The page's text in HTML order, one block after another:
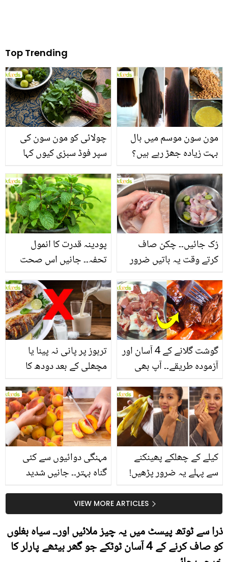
Top Trending
چولائی کو مون سون کی
سپر فوڈ سبزی کیوں کہا
منرلز اور اینٹی آکسیڈنٹس
سے بھرپور اس سبزی کے
فائدے
مون سون موسم میں بال
بہت زیادہ جھڑ رہے ہیں؟
بنانے کے چند قدرتی طریقے
پودینہ قدرت کا انمول
تحفہ۔۔ جانیں اس صحت
انگیز طبی فوائد
رُک جائیں۔۔ چکن صاف
کرتے وقت یہ باتیں ضرور
تربوز پر پانی نہ پینا یا
مچھلی کے بعد دودھ کا
سے متعلق غلط فہمیوں کی
حقیقت کیا ہے اور افواہ
کیا؟
گوشت گلانے کے 4 آسان اور
آزمودہ طریقے۔۔ آپ بھی
بتائے راز
مہنگی دوائیوں سے کئی
گناہ بہتر۔۔ جانیں شدید
کیوں کھانا چاہیے؟
کیلے کے چھلکے پھینکنے
سے پہلے یہ ضرور پڑھیں!
سستا اور قدرتی حلVIEW MORE ARTICLES
ذرا سے ٹوتھ پیسٹ میں یہ چیز ملائیں اور۔۔ سیاہ بغلوں
کو صاف کرنے کے 4 آسان ٹوٹکے جو گھر بیٹھے پارلر کا